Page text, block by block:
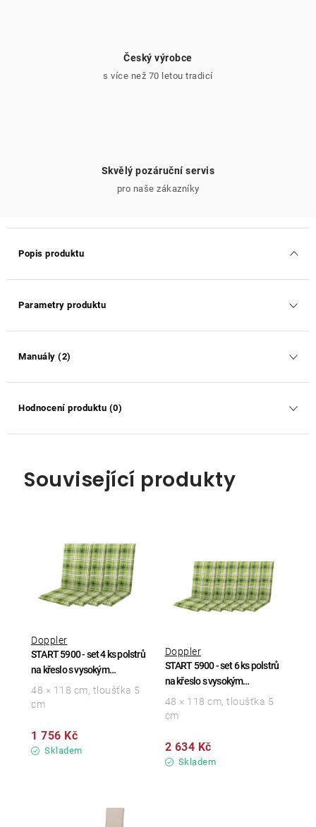
Český výrobce
s více než 70 letou tradicí
Skvělý pozáruční servis
pro naše zákazníky
Popis produktu
Parametry produktu
Manuály (2)
Hodnocení produktu (0)
Související produkty
START 5900 - set 4 ks polstrů
na křeslo s vysokým
opěradlem
Doppler
Skladem
1 756 Kč
48 × 118 cm, tloušťka 5
cm
START 5900 - set 6 ks polstrů
na křeslo s vysokým
opěradlem
Doppler
Skladem
2 634 Kč
48 × 118 cm, tloušťka 5
cm